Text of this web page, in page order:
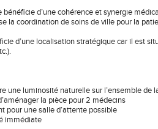
bénéficie d’une cohérence et synergie
la coordination de soins de ville pour la
d’une localisation stratégique car il est
une luminosité naturelle sur l’ensemble de
la pièce pour 2 médecins
pour une salle d’attente possible
immédiate